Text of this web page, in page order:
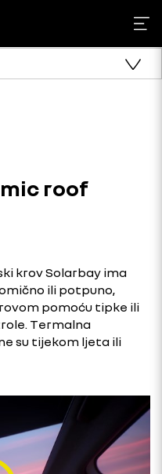
roof
krov Solarbay ima
ili potpuno,
pomoću tipke ili
Termalna
su tijekom ljeta ili